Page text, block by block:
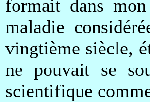
formait dans
maladie
vingtième siècle,
ne pouvait se
scientifique